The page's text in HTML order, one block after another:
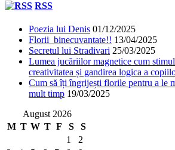
RSS
Poezia lui Denis 01/12/2025
Florii binecuvantate!! 13/04/2025
Secretul lui Stradivari 25/03/2025
Lumea jucăriilor magnetice cum
creativitatea și gandirea logica a
Cum să îți îngrijești florile pentru a le
mult timp 19/03/2025
August 2026
M T W T F S
S
1
2